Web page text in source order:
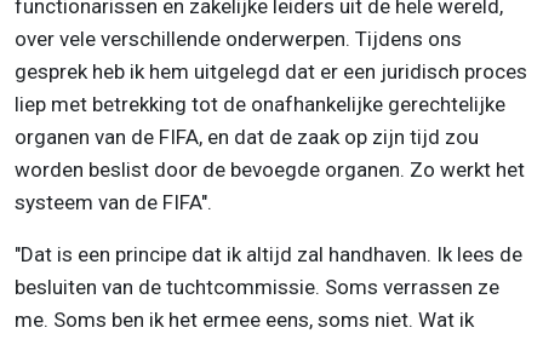
functionarissen en zakelijke leiders uit de hele wereld,
over vele verschillende onderwerpen. Tijdens ons
gesprek heb ik hem uitgelegd dat er een juridisch proces
liep met betrekking tot de onafhankelijke gerechtelijke
organen van de FIFA, en dat de zaak op zijn tijd zou
worden beslist door de bevoegde organen. Zo werkt het
systeem van de FIFA".
"Dat is een principe dat ik altijd zal handhaven. Ik lees de
besluiten van de tuchtcommissie. Soms verrassen ze
me. Soms ben ik het ermee eens, soms niet. Wat ik